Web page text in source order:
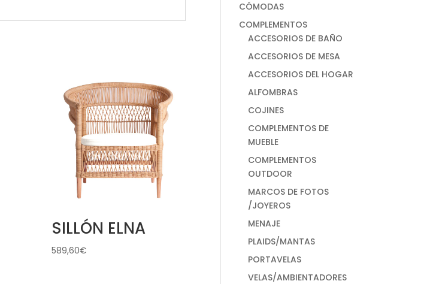
SILLÓN ELNA
589,60€
CÓMODAS
COMPLEMENTOS
ACCESORIOS DE BAÑO
ACCESORIOS DE MESA
ACCESORIOS DEL HOGAR
ALFOMBRAS
COJINES
COMPLEMENTOS DE
MUEBLE
COMPLEMENTOS
OUTDOOR
MARCOS DE FOTOS
/JOYEROS
MENAJE
PLAIDS/MANTAS
PORTAVELAS
VELAS/AMBIENTADORES